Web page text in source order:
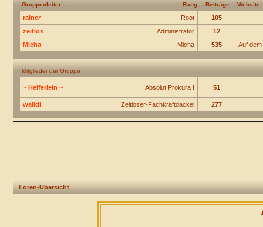
Rang
Gruppenleiter Beiträge Website
Root
rainer
105
Administrator
zeitlos
12
Micha
Micha 535 Auf
Mitglieder der Gruppe
Absolut Prokura !
~ Helferlein ~ 51
Zeitloser-Fachkraftdackel
walldi 277
Foren-Übersicht